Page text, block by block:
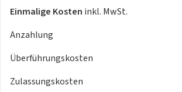
- LED Tagfahrlicht
- ABARTH Sportlenkrad
- Fahrer- und Beifahrerairbag
- Seitenairbags
Einmalige Kosten inkl. MwSt.
Anzahlung
Überführungskosten
Zulassungskosten